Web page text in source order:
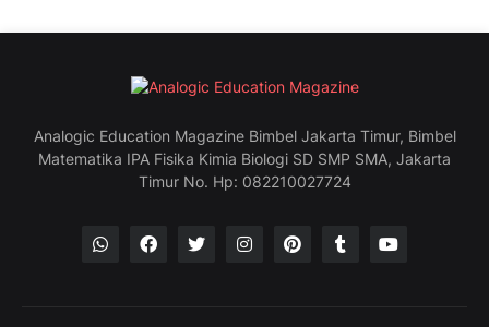
Analogic Education Magazine Bimbel Jakarta Timur, Bimbel
Matematika IPA Fisika Kimia Biologi SD SMP SMA, Jakarta
Timur No. Hp: 082210027724